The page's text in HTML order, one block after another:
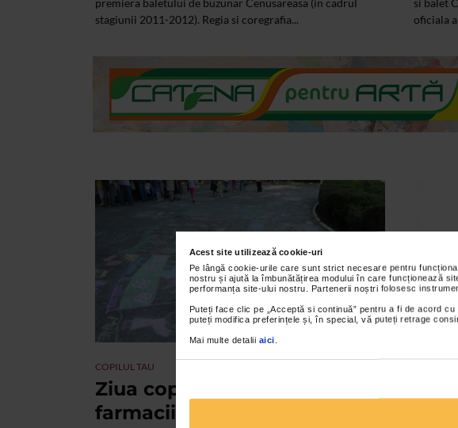
Acest site utilizează cookie-uri
Pe lângă cookie-urile care sunt strict necesare pentru
nostru și ajută la îmbunătățirea modului în care funcționează
performanța site-ului nostru. Partenerii noștri folosesc
Puteți face clic pe „Acceptă si continuă” pentru a fi de acord
puteți modifica preferințele și, în special, vă puteți retrage
Mai multe detalii aici
stagiunii 2011-2012). Regia si coregrafia...
oficiala
COPILUL TAU
Ziua copilului alaturi de
farmaciile Catena